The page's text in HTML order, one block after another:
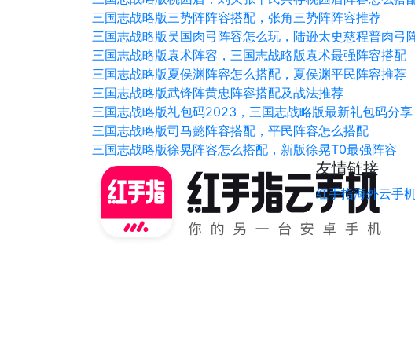
三国志战略版三势阵阵容搭配，张角三势阵阵容推荐
三国志战略版吴国肉弓阵容怎么玩，陆逊太史慈程普肉弓
三国志战略版袁术阵容，三国志战略版袁术最强阵容搭配
三国志战略版夏侯渊阵容怎么搭配，夏侯渊平民阵容推荐
三国志战略版武锋阵黄忠阵容搭配及战法推荐
三国志战略版礼包码2023，三国志战略版最新礼包码分享
三国志战略版司马懿阵容搭配，平民阵容怎么搭配
三国志战略版徐晃阵容怎么搭配，新版徐晃T0最强阵容
友情链接
红手指海外云手